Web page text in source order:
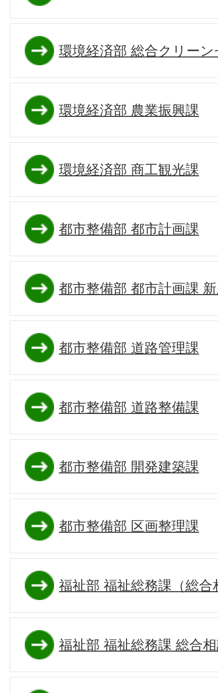
環境経済部 総合クリー
環境経済部 農業振興課
環境経済部 商工観光課
都市整備部 都市計画課
都市整備部 都市計画課
都市整備部 道路管理課
都市整備部 道路整備課
都市整備部 開発建築課
都市整備部 区画整理課
福祉部 福祉総務課（総
福祉部 福祉総務課 総合